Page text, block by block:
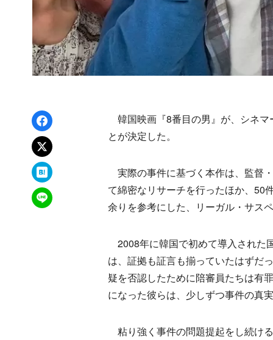
Facebookでシェア
xでポスト
はてなブックマーク
LINEで送る
韓国映画『8番目の男』が、シネ
とが決定した。
実際の事件に基づく本作は、監督
て綿密なリサーチを行ったほか、50
余りを参考にした、リーガル・サス
2008年に韓国で初めて導入された
は、証拠も証言も揃っていたはずだ
疑を否認したために陪審員たちは有
になった彼らは、少しずつ事件の真
粘り強く事件の問題提起をし続け